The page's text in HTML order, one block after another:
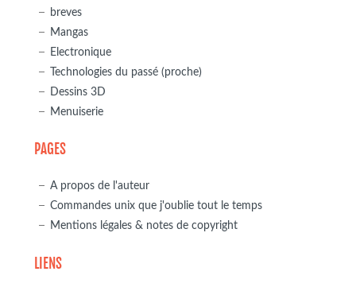
breves
Mangas
Electronique
Technologies du passé (proche)
Dessins 3D
Menuiserie
PAGES
A propos de l'auteur
Commandes unix que j'oublie tout le temps
Mentions légales & notes de copyright
LIENS